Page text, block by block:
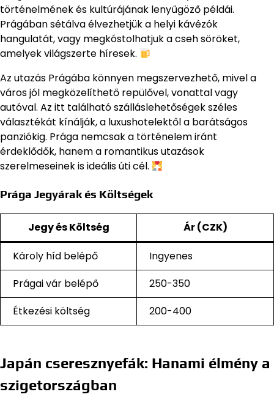
történelmének és kultúrájának lenyűgöző példái.
Prágában sétálva élvezhetjük a helyi kávézók
hangulatát, vagy megkóstolhatjuk a cseh söröket,
amelyek világszerte híresek.
Az utazás Prágába könnyen megszervezhető, mivel a
város jól megközelíthető repülővel, vonattal vagy
autóval. Az itt található szálláslehetőségek széles
választékát kínálják, a luxushotelektől a barátságos
panziókig. Prága nemcsak a történelem iránt
érdeklődők, hanem a romantikus utazások
szerelmeseinek is ideális úti cél.
Prága Jegyárak és Költségek
Jegy és Költség Ár (CZK)
Károly híd belépő
Ingyenes
Prágai vár belépő
250-350
Étkezési költség
200-400
Japán cseresznyefák: Hanami élmény a
szigetországban